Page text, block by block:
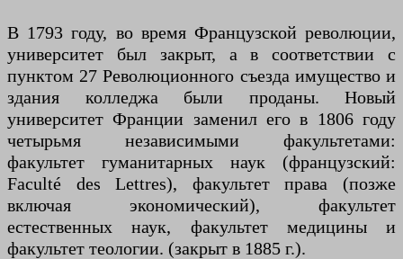
В 1793 году, во время Французской революции,
университет был закрыт, а в соответствии с
пунктом 27 Революционного съезда имущество и
здания колледжа были проданы. Новый
университет Франции заменил его в 1806 году
четырьмя независимыми факультетами:
факультет гуманитарных наук (французский:
Faculté des Lettres), факультет права (позже
включая экономический), факультет
естественных наук, факультет медицины и
факультет теологии. (закрыт в 1885 г.).